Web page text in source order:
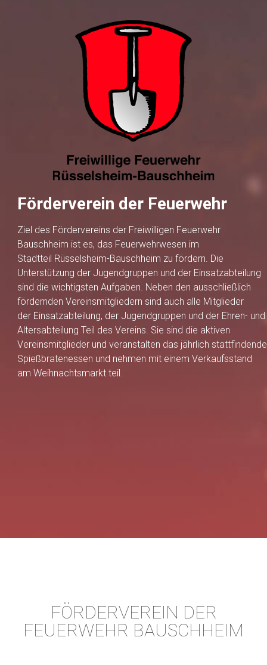
Förderverein der Feuerwehr
Ziel des Fördervereins der Freiwilligen Feuerwehr
Bauschheim ist es, das Feuerwehrwesen im
Stadtteil Rüsselsheim-Bauschheim zu fördern. Die
Unterstützung der Jugendgruppen und der Einsatzabteilung
sind die wichtigsten Aufgaben. Neben den ausschließlich
fördernden Vereinsmitgliedern sind auch alle Mitglieder
der Einsatzabteilung, der Jugendgruppen und der Ehren- und
Altersabteilung Teil des Vereins. Sie sind die aktiven
Vereinsmitglieder und veranstalten das jährlich stattfindende
Spießbratenessen und nehmen mit einem Verkaufsstand
am Weihnachtsmarkt teil.
FÖRDERVEREIN DER
FEUERWEHR BAUSCHHEIM